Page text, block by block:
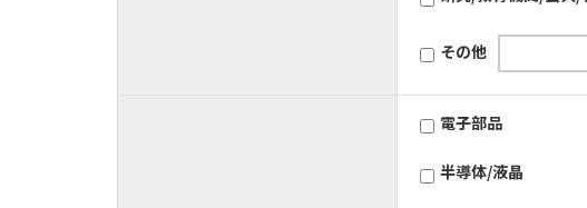
その他
電子部品
半導体/液晶